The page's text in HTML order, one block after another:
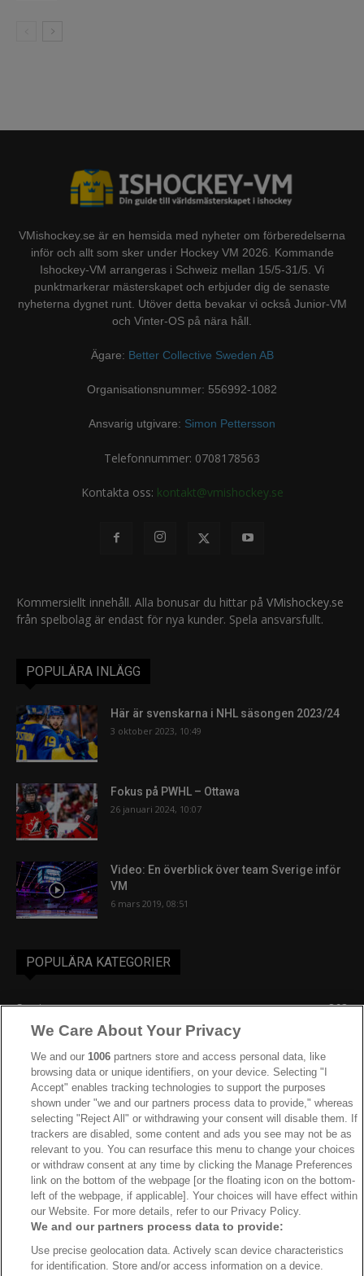
VMishockey.se är en hemsida med nyheter om förberedelserna
inför och allt som sker under Hockey VM 2026. Kommande
Ishockey-VM arrangeras i Schweiz mellan 15/5-31/5. Vi
punktmarkerar mästerskapet och erbjuder dig de senaste
nyheterna dygnet runt. Utöver detta bevakar vi också Junior-VM
och Vinter-OS på nära håll.
Ägare: Better Collective Sweden AB
Organisationsnummer: 556992-1082
Ansvarig utgivare: Simon Pettersson
Telefonnummer: 0708178563
Kontakta oss: kontakt@vmishockey.se
Kommersiellt innehåll. Alla bonusar du hittar på VMishockey.se
från spelbolag är endast för nya kunder. Spela ansvarsfullt.
POPULÄRA INLÄGG
Här är svenskarna i NHL säsongen 2023/24
3 oktober 2023, 10:49
Fokus på PWHL – Ottawa
26 januari 2024, 10:07
Video: En överblick över team Sverige inför
VM
6 mars 2019, 08:51
POPULÄRA KATEGORIER
Sverige
863
Ishockey-VM
IIHF
JVM
Kanada
205
Dam VM
187
Finland
181
Video
179
Ishockey-OS
175
We Care About Your Privacy
We and our1006 partners store and access personal data, like
browsing data or unique identifiers, on your device. Selecting "I
Accept" enables tracking technologies to support the purposes
shown under "we and our partners process data to provide," whereas
selecting "Reject All" or withdrawing your consent will disable them. If
trackers are disabled, some content and ads you see may not be as
relevant to you. You can resurface this menu to change your choices
or withdraw consent at any time by clicking the Manage Preferences
link on the bottom of the webpage [or the floating icon on the bottom-
left of the webpage, if applicable]. Your choices will have effect within
our Website. For more details, refer to our Privacy Policy.
We and our partners process data to provide:
Use precise geolocation data. Actively scan device characteristics
for identification. Store and/or access information on a device.